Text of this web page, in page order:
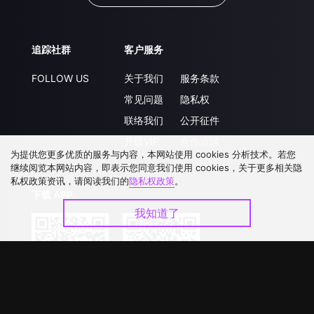
追踪社群
FOLLOW US
客户服务
关于我们
常见问题
联络我们
服务条款
隐私权
公开征件
为提供您更多优质的服务与内容，本网站使用 cookies 分析技术。若您
继续阅览本网站内容，即表示您同意我们使用 cookies，关于更多相关隐
私权政策资讯，请阅读我们的隐私权政策。
我知道了